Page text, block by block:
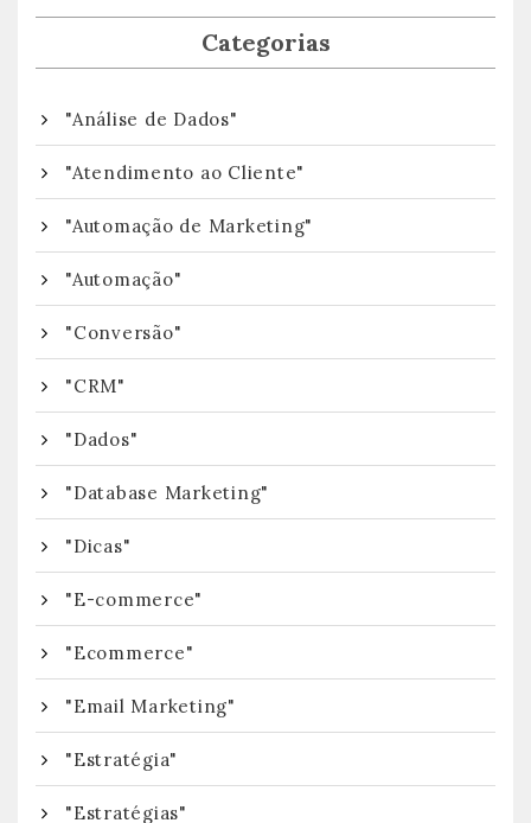
Categorias
"Análise de Dados"
"Atendimento ao Cliente"
"Automação de Marketing"
"Automação"
"Conversão"
"CRM"
"Dados"
"Database Marketing"
"Dicas"
"E-commerce"
"Ecommerce"
"Email Marketing"
"Estratégia"
"Estratégias"